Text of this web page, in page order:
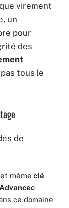
virement
un
pour
des
tous le
de
même clé
Advanced
ce domaine